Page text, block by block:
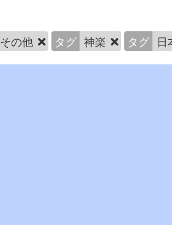
その他 タグ 神楽 タグ 日